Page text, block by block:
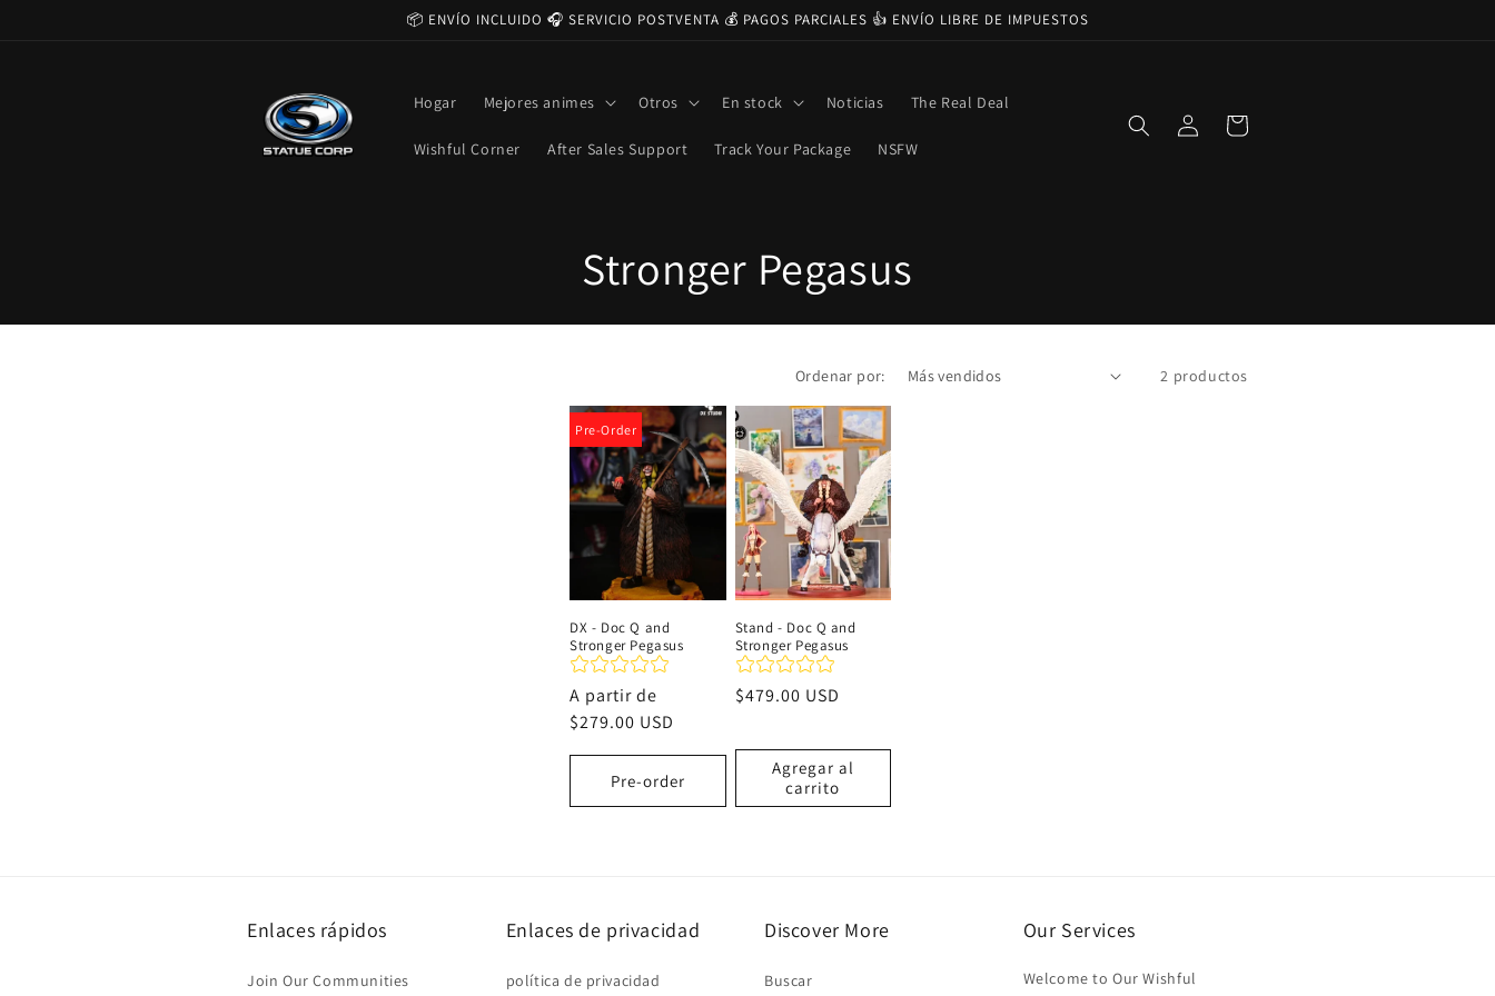
📦 ENVÍO INCLUIDO 🎧 SERVICIO POSTVENTA 💰 PAGOS PARCIALES 👍 ENVÍO LIBRE DE IMPUESTOS
Hogar Mejores animes Otros En stock Noticias The Real Deal
Wishful Corner After Sales Support Track Your Package NSFW
Iniciar
sesión
Carrito
C
o
e
c
c
i
ó
n
Stronger Pegasus
Ordenar por: 2 productos
Pre-Order
DX - Doc Q and
Stronger Pegasus
Precio
habitual
A partir de
$279.00 USD
Pre-order
Stand - Doc Q and
Stronger Pegasus
Precio
$479.00 USD
Agregar al
carrito
Enlaces rápidos
Join Our Communities
Enlaces de privacidad
política de privacidad
Discover More
Buscar
Our Services
Welcome to Our Wishful